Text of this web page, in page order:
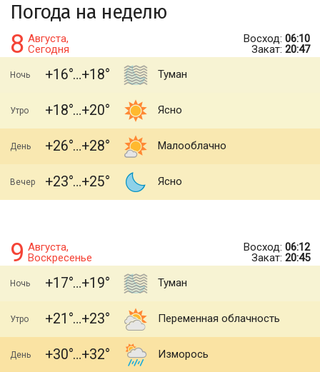
Погода на неделю
8 Августа,
Сегодня
Восход: 06:10
Закат: 20:47
Ночь +16 +18 Туман
Утро +18 +20 Ясно
День +26 +28 Малооблачно
Вечер +23 +25 Ясно
9 Августа,
Воскресенье
Восход: 06:12
Закат: 20:45
Ночь +17 +19 Туман
Утро +21 +23 Переменная облачность
День +30 +32 Изморось